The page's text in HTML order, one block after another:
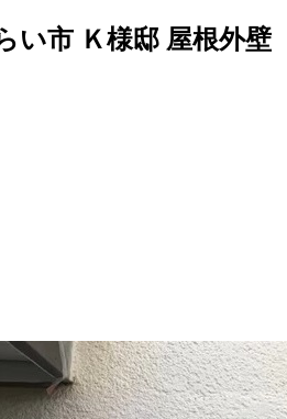
い市 Ｋ様邸 屋根外壁